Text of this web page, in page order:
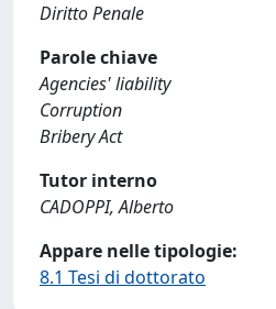
Diritto Penale
Parole chiave
Agencies' liability
Corruption
Bribery Act
Tutor interno
CADOPPI, Alberto
Appare nelle tipologie:
8.1 Tesi di dottorato